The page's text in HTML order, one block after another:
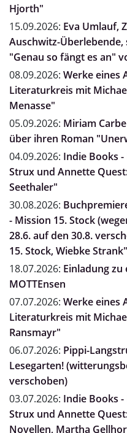
Hjorth"
15.09.2026: Eva Umlauf,
Auschwitz-
"Genau so fängt es an"
08.09.2026: Werke eines
Literaturkreis mit
Menasse"
05.09.2026: Miriam
über ihren Roman
04.09.2026: Indie Books
Strux und Annette
Seethaler"
30.08.2026:
- Mission 15. Stock
28.6. auf den 30.8.
15. Stock, Wiebke Strank"
18.07.2026: Einladung
MOTTEnsen
07.07.2026: Werke eines
Literaturkreis mit
Ransmayr"
06.07.2026: Pippi-
Lesegarten!
verschoben)
03.07.2026: Indie Books
Strux und Annette
Novellen, Martha